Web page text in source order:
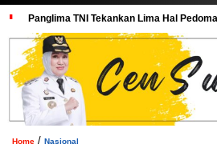
Panglima TNI Tekankan Lima Hal
Home / Nasional